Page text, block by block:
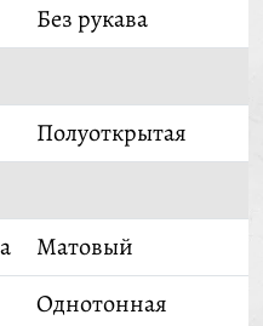
Без рукава
Полуоткрытая
Матовый
Однотонная